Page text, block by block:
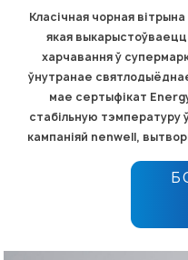
Класічная чорная
якая
харчавання ў
ўнутранае
мае сертыфікат
стабільную тэмпературу
кампаніяй nenwell,